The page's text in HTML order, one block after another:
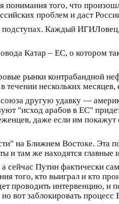
понимания того, что
проблем и даст
Каждый
Катар – ЕС, о котором
рынки контрабандной
нескольких месяцев,
другую удавку —
арабов в ЕС"
даже если им
на Ближнем Востоке.
и там же находятся главные
Путин фактически
того, кто выиграл и кто
проводить интервенцию, и
вот заблокировать